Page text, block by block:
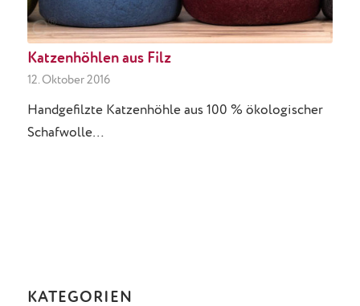
Katzenhöhlen aus Filz
12. Oktober 2016
Handgefilzte Katzenhöhle aus 100 % ökologischer
Schafwolle…
KATEGORIEN